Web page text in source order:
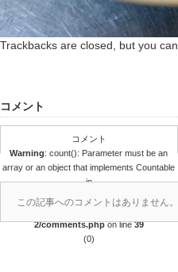
Trackbacks are closed, but you can
コメント
コメント
Warning: count(): Parameter must be an
array or an object that implements Countable
in
/home/r4688280/public_html/takedataro.c
2/comments.phpon line39
(0)
この記事へのコメントはありません。